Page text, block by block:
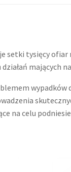
setki tysięcy ofiar
mających
wypadków
na celu